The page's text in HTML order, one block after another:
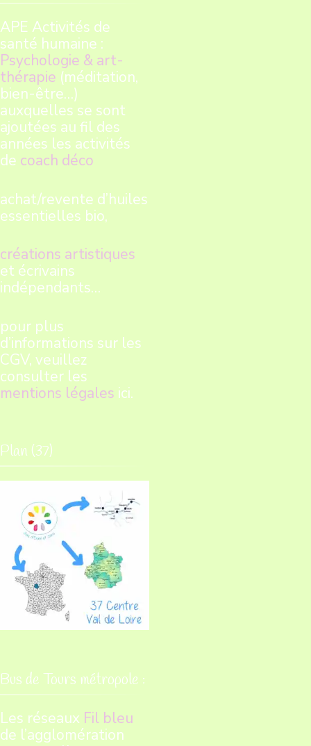
APE Activités de
santé humaine :
Psychologie & art-
thérapie (méditation,
bien-être…)
auxquelles se sont
ajoutées au fil des
années les activités
de coach déco
achat/revente d’huiles
essentielles bio,
créations artistiques
et écrivains
indépendants…
pour plus
d’informations sur les
CGV, veuillez
consulter les
mentions légales ici.
Plan (37)
Bus de Tours métropole :
Les réseaux Fil bleu
de l’agglomération